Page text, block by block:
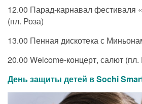
12.00 Парад-карнавал фестиваля
(пл. Роза)
13.00 Пенная дискотека с
20.00 Welcome-концерт, салют (пл.
День защиты детей вSochi